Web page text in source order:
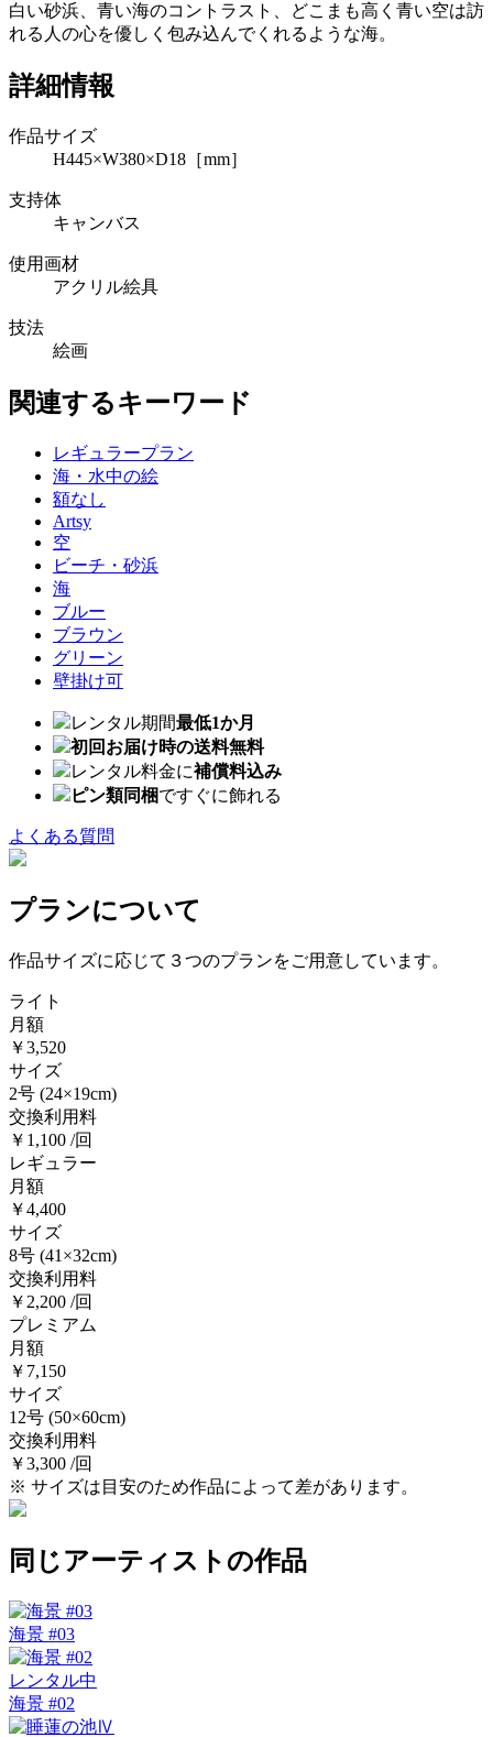
白い砂浜、青い海のコントラスト、どこまも高く青い空は訪
れる人の心を優しく包み込んでくれるような海。
詳細情報
作品サイズ
H445×W380×D18［mm］
支持体
キャンバス
使用画材
アクリル絵具
技法
絵画
関連するキーワード
レギュラープラン
海・水中の絵
額なし
Artsy
空
ビーチ・砂浜
海
ブルー
ブラウン
グリーン
壁掛け可
レンタル期間最低1か月
初回お届け時の送料無料
レンタル料金に補償料込み
ピン類同梱ですぐに飾れる
よくある質問
プランについて
作品サイズに応じて３つのプランをご用意しています。
ライト
月額
￥3,520
サイズ
2号 (24×19cm)
交換利用料
￥1,100 /回
レギュラー
月額
￥4,400
サイズ
8号 (41×32cm)
交換利用料
￥2,200 /回
プレミアム
月額
￥7,150
サイズ
12号 (50×60cm)
交換利用料
￥3,300 /回
※ サイズは目安のため作品によって差があります。
同じアーティストの作品
海景 #03
レンタル中
海景 #02